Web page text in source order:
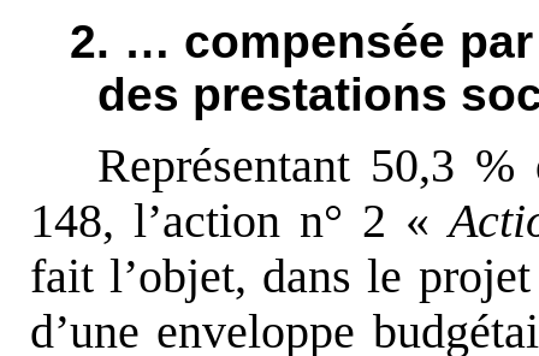
2. … compensée
des prestations
Représentant 50,3
148, l’action n° 2 «
fait l’objet, dans le
d’une enveloppe